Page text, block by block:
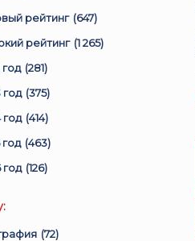
рейтинг (647)
рейтинг (1 265)
год (281)
год (375)
год (414)
год (463)
год (126)
(72)